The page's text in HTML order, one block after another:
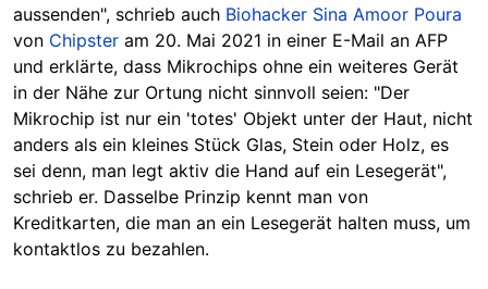
aussenden", schrieb auch Biohacker Sina Amoor Poura
von Chipster am 20. Mai 2021 in einer E-Mail an AFP
und erklärte, dass Mikrochips ohne ein weiteres Gerät
in der Nähe zur Ortung nicht sinnvoll seien: "Der
Mikrochip ist nur ein 'totes' Objekt unter der Haut, nicht
anders als ein kleines Stück Glas, Stein oder Holz, es
sei denn, man legt aktiv die Hand auf ein Lesegerät",
schrieb er. Dasselbe Prinzip kennt man von
Kreditkarten, die man an ein Lesegerät halten muss, um
kontaktlos zu bezahlen.